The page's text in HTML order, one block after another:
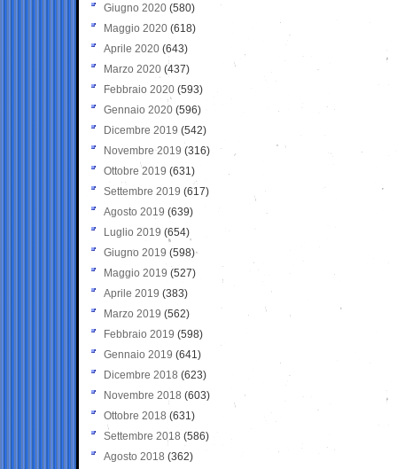
Giugno 2020 (580)
Maggio 2020 (618)
Aprile 2020 (643)
Marzo 2020 (437)
Febbraio 2020 (593)
Gennaio 2020 (596)
Dicembre 2019 (542)
Novembre 2019 (316)
Ottobre 2019 (631)
Settembre 2019 (617)
Agosto 2019 (639)
Luglio 2019 (654)
Giugno 2019 (598)
Maggio 2019 (527)
Aprile 2019 (383)
Marzo 2019 (562)
Febbraio 2019 (598)
Gennaio 2019 (641)
Dicembre 2018 (623)
Novembre 2018 (603)
Ottobre 2018 (631)
Settembre 2018 (586)
Agosto 2018 (362)